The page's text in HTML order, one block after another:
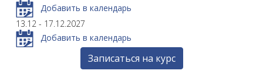
Добавить в календарь
13.12 - 17.12.2027
Добавить в календарь
Записаться на курс